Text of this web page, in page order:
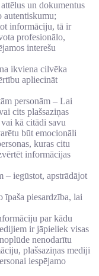
un dokumentus
autentiskumu;
informāciju, tā ir
profesionālo,
interešu
ikviena cilvēka
apliecināt
personām – Lai
cits plašsaziņas
kā citādi savu
būt emocionāli
kuras citu
informācijas
– iegūstot, apstrādājot
īpaša piesardzība, lai
par kādu
ir jāpieliek visas
nenodarītu
plašsaziņas mediji
iespējamo